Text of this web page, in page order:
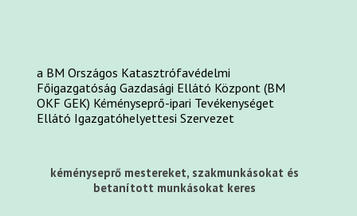
a BM Országos Katasztrófavédelmi
Főigazgatóság Gazdasági Ellátó Központ (BM
OKF GEK) Kéményseprő-ipari Tevékenységet
Ellátó Igazgatóhelyettesi Szervezet
kéményseprő mestereket, szakmunkásokat és
betanított munkásokat keres